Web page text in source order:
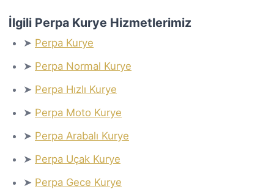
İlgili Perpa Kurye Hizmetlerimiz
➤ Perpa Kurye
➤ Perpa Normal Kurye
➤ Perpa Hızlı Kurye
➤ Perpa Moto Kurye
➤ Perpa Arabalı Kurye
➤ Perpa Uçak Kurye
➤ Perpa Gece Kurye